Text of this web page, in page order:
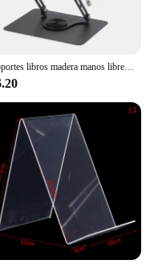
Soportes libros madera manos libres con Clip página ángulos altura soporte libro ajustable Envío Directo